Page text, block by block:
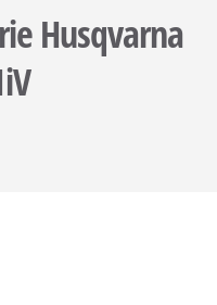
Husqvarna